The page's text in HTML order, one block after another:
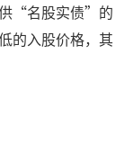
供“名股实债”的
的入股价格，其